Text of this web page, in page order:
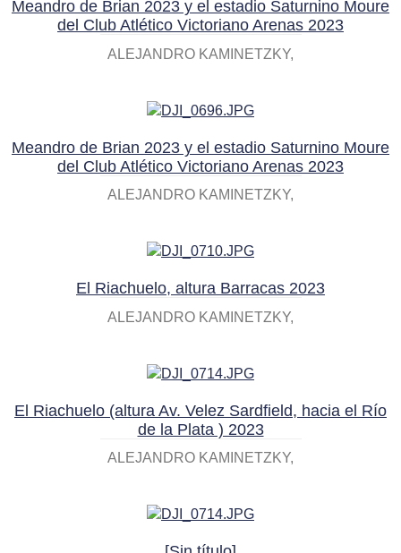
Meandro de Brian 2023 y el estadio Saturnino Moure
del Club Atlético Victoriano Arenas 2023
ALEJANDRO KAMINETZKY
Meandro de Brian 2023 y el estadio Saturnino Moure
del Club Atlético Victoriano Arenas 2023
ALEJANDRO KAMINETZKY
El Riachuelo, altura Barracas 2023
ALEJANDRO KAMINETZKY
El Riachuelo (altura Av. Velez Sardfield, hacia el Río
de la Plata ) 2023
ALEJANDRO KAMINETZKY